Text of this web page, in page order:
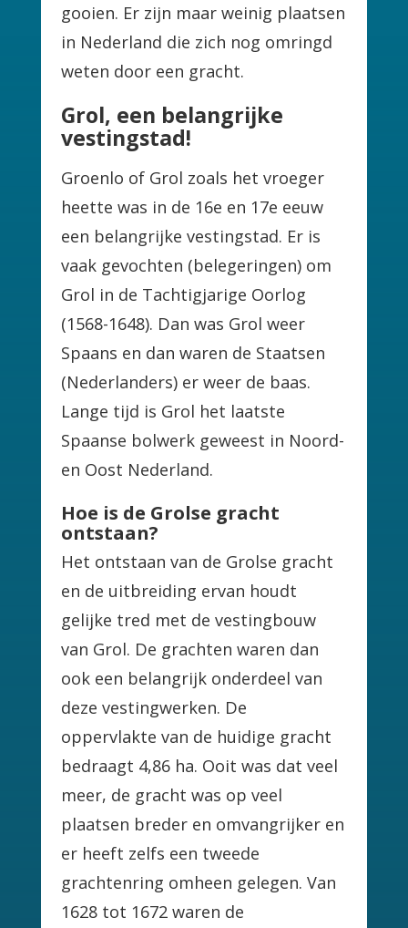
gooien. Er zijn maar weinig plaatsen
in Nederland die zich nog omringd
weten door een gracht.
Grol, een belangrijke
vestingstad!
Groenlo of Grol zoals het vroeger
heette was in de 16e en 17e eeuw
een belangrijke vestingstad. Er is
vaak gevochten (belegeringen) om
Grol in de Tachtigjarige Oorlog
(1568-1648). Dan was Grol weer
Spaans en dan waren de Staatsen
(Nederlanders) er weer de baas.
Lange tijd is Grol het laatste
Spaanse bolwerk geweest in Noord-
en Oost Nederland.
Hoe is de Grolse gracht
ontstaan?
Het ontstaan van de Grolse gracht
en de uitbreiding ervan houdt
gelijke tred met de vestingbouw
van Grol. De grachten waren dan
ook een belangrijk onderdeel van
deze vestingwerken. De
oppervlakte van de huidige gracht
bedraagt 4,86 ha. Ooit was dat veel
meer, de gracht was op veel
plaatsen breder en omvangrijker en
er heeft zelfs een tweede
grachtenring omheen gelegen. Van
1628 tot 1672 waren de